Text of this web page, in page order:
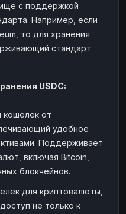
с поддержкой
Например, если
то для хранения
стандарт
USDC:
кошелек от
удобное
Поддерживает
включая Bitcoin,
блокчейнов.
для криптовалюты,
не только к